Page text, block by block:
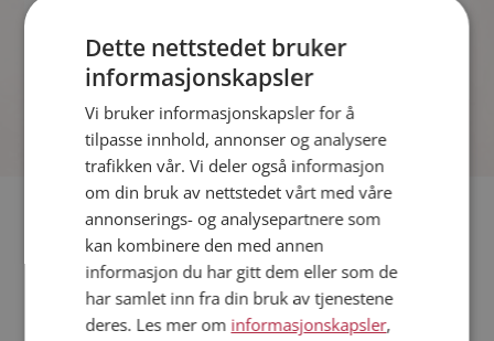
spennende fakta.
Fler single
Flere singlemenn fra Oslo:pollen,zoran 77 ,jeger 62
Kvinner fra Oslo
Date kvinner i Norge
Dette nettstedet bruker
informasjonskapsler
Vi bruker informasjonskapsler for å
tilpasse innhold, annonser og analysere
trafikken vår. Vi deler også informasjon
om din bruk av nettstedet vårt med våre
annonserings- og analysepartnere som
kan kombinere den med annen
informasjon du har gitt dem eller som de
har samlet inn fra din bruk av tjenestene
deres. Les mer om informasjonskapsler,